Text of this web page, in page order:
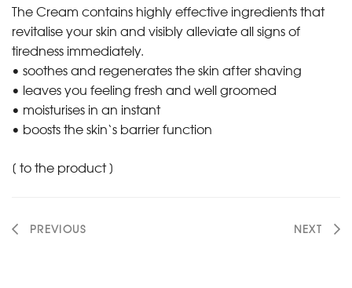
The Cream contains highly effective ingredients that
revitalise your skin and visibly alleviate all signs of
tiredness immediately.
• soothes and regenerates the skin after shaving
• leaves you feeling fresh and well groomed
• moisturises in an instant
• boosts the skin‘s barrier function
[ to the product]
PREVIOUS NEXT